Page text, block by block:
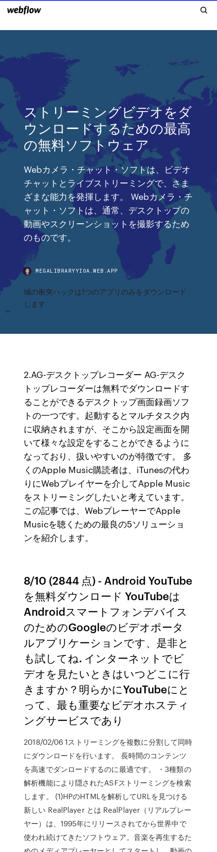
ストリーミングビデオをダ
ウンロードするための最高
の無料ソフトウェア
Webカメラ・チャット・ソフトは、ビデオ
チャットとライブストリーミングで、さま
ざまな能力を発揮します。 Webカメラ・チ
ャット・ソフトは、通常、デスクトップの
動画やスクリーンショットを撮影するため
のものです。
MEGALIBRARYYIOA.WEB.APP
城の衝突ハックは1つのアプリのみをダウンロード
します
2.AG-デスクトップレコーダー AG-デスク
トップレコーダーは無料でダウンロードす
ることができるデスクトップ画面録画ソフ
トの一つです。起動するとマルチタスク内
に収納されますが、そこから設定画面を開
いて様々な設定をすることができるように
なっており、扱いやすいのが特徴です。 多
くのApple Music購読者は、iTunesの代わ
りにWebプレイヤーを介してApple Music
をストリーミングしたいと考えています。
この記事では、WebプレーヤーでApple
Musicを聴くための最良の5ソリューショ
ンを紹介します。
8/10 (2844 点) - Android YouTube
を無料ダウンロード YouTubeは
Androidスマートフォンデバイス
のためのGoogleのビデオポータ
ルアプリケーションです、是非と
も試してね. インターネットでビ
デオを見たいときはいつどこに行
きますか？明らかにYouTubeにと
って、最も重要なビデオホスティ
ングサービスであり
2018/02/06 1ストリーミングを複数に分割して同時
にダウンロードを行います。 長時間のコンテンツ
を高速でダンロードするのに最適です。 ・3種類の
解析機能により隠されたASFストリーミングを検索
します。 (1)HPのHTMLを解析してURLを見つける
新しい RealPlayer とは RealPlayer（リアルプレー
ヤー）は、1995年にリリースされてから世界中で
使われ続けてきたソフトウェア。音楽を再生するた